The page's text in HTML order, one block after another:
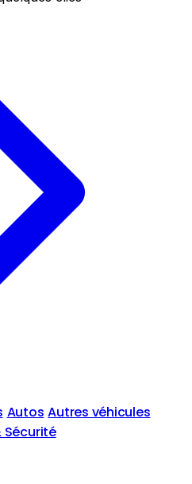
Autos Autres véhicules
Sécurité